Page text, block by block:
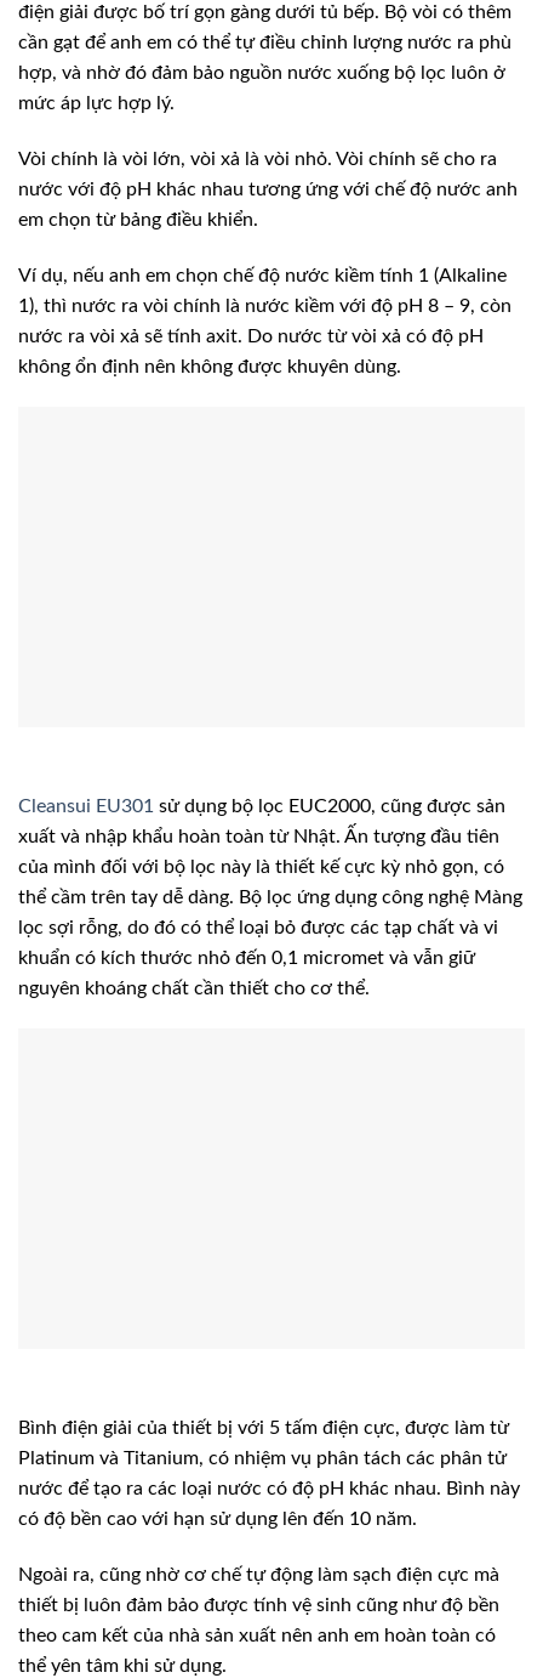
điện giải được bố trí gọn gàng dưới tủ bếp. Bộ vòi có thêm
cần gạt để anh em có thể tự điều chỉnh lượng nước ra phù
hợp, và nhờ đó đảm bảo nguồn nước xuống bộ lọc luôn ở
mức áp lực hợp lý.
Vòi chính là vòi lớn, vòi xả là vòi nhỏ. Vòi chính sẽ cho ra
nước với độ pH khác nhau tương ứng với chế độ nước anh
em chọn từ bảng điều khiển.
Ví dụ, nếu anh em chọn chế độ nước kiềm tính 1 (Alkaline
1), thì nước ra vòi chính là nước kiềm với độ pH 8 – 9, còn
nước ra vòi xả sẽ tính axit. Do nước từ vòi xả có độ pH
không ổn định nên không được khuyên dùng.
Cleansui EU301 sử dụng bộ lọc EUC2000, cũng được sản
xuất và nhập khẩu hoàn toàn từ Nhật. Ấn tượng đầu tiên
của mình đối với bộ lọc này là thiết kế cực kỳ nhỏ gọn, có
thể cầm trên tay dễ dàng. Bộ lọc ứng dụng công nghệ Màng
lọc sợi rỗng, do đó có thể loại bỏ được các tạp chất và vi
khuẩn có kích thước nhỏ đến 0,1 micromet và vẫn giữ
nguyên khoáng chất cần thiết cho cơ thể.
Bình điện giải của thiết bị với 5 tấm điện cực, được làm từ
Platinum và Titanium, có nhiệm vụ phân tách các phân tử
nước để tạo ra các loại nước có độ pH khác nhau. Bình này
có độ bền cao với hạn sử dụng lên đến 10 năm.
Ngoài ra, cũng nhờ cơ chế tự động làm sạch điện cực mà
thiết bị luôn đảm bảo được tính vệ sinh cũng như độ bền
theo cam kết của nhà sản xuất nên anh em hoàn toàn có
thể yên tâm khi sử dụng.